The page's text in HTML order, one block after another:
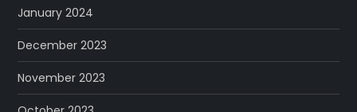
January 2024
December 2023
November 2023